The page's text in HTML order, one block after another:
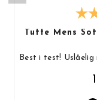
Tufte Mens